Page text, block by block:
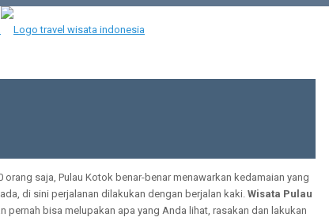
saja, Pulau Kotok benar-benar menawarkan kedamaian yang
di sini perjalanan dilakukan dengan berjalan kaki. Wisata Pulau
bisa melupakan apa yang Anda lihat, rasakan dan lakukan